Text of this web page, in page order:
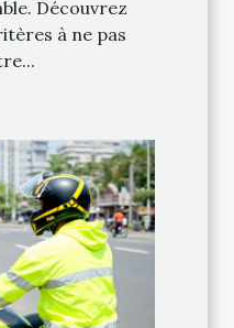
Découvrez
à ne pas